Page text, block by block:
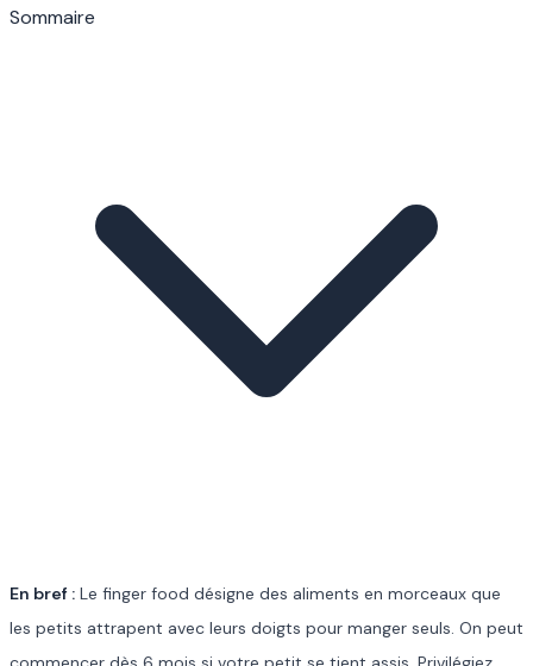
Sommaire
En bref : Le finger food désigne des aliments en morceaux que
les petits attrapent avec leurs doigts pour manger seuls. On peut